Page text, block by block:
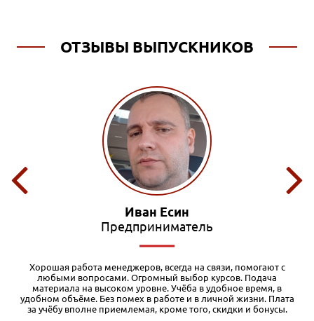
ОТЗЫВЫ ВЫПУСКНИКОВ
помогают с
Подача
время, в
жизни. Плата
и бонусы.
Олег Маслов
Редактор
Я обучался в различных дистанционных учебных
есть с чем сравнивать. Во-первых, у
бизнеса очень качественные и основательные
материалы. Кроме того, при регистрации на
бесплатный доступ к первому модулю, чего я